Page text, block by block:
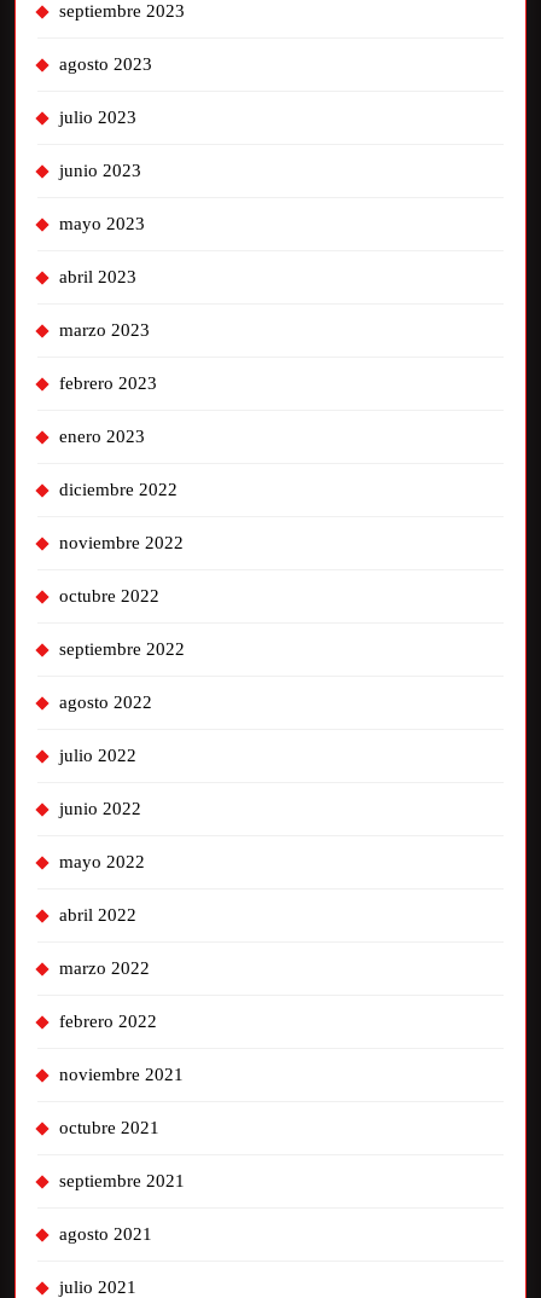
septiembre 2023
agosto 2023
julio 2023
junio 2023
mayo 2023
abril 2023
marzo 2023
febrero 2023
enero 2023
diciembre 2022
noviembre 2022
octubre 2022
septiembre 2022
agosto 2022
julio 2022
junio 2022
mayo 2022
abril 2022
marzo 2022
febrero 2022
noviembre 2021
octubre 2021
septiembre 2021
agosto 2021
julio 2021